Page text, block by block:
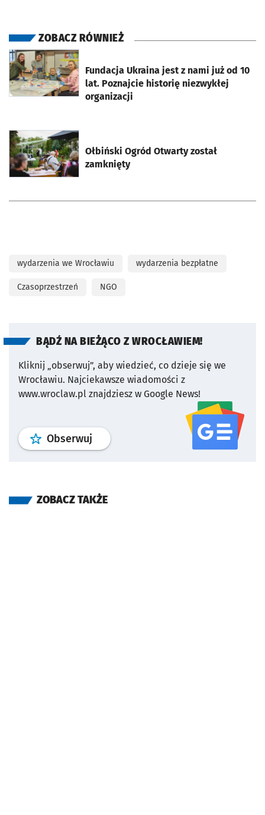
ZOBACZ RÓWNIEŻ
Fundacja Ukraina jest z nami już od 10
lat. Poznajcie historię niezwykłej
organizacji
otworzy się w nowej karcie
Ołbiński Ogród Otwarty został
zamknięty
otworzy się w nowej karcie
wydarzenia we Wrocławiu wydarzenia bezpłatne
Czasoprzestrzeń NGO
BĄDŹ NA BIEŻĄCO Z WROCŁAWIEM!
Kliknij „obserwuj”, aby wiedzieć, co dzieje się we
Wrocławiu. Najciekawsze wiadomości z
www.wroclaw.pl znajdziesz w Google News!
Obserwuj profil serwisu
ZOBACZ TAKŻE